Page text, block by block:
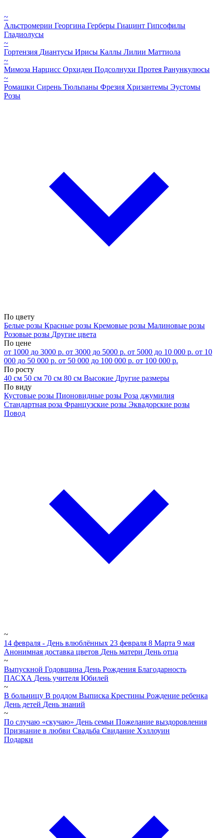
~
Альстромерии Георгина Герберы Гиацинт Гипсофилы
Гладиолусы
~
Гортензия Диантусы Ирисы Каллы Лилии Маттиола
~
Мимоза Нарцисс Орхидеи Подсолнухи Протея Ранункулюсы
~
Ромашки Сирень Тюльпаны Фрезия Хризантемы Эустомы
Розы
По цвету
Белые розы Красные розы Кремовые розы Малиновые розы
Розовые розы Другие цвета
По цене
от 1000 до 3000 р. от 3000 до 5000 р. от 5000 до 10 000 р. от 10
000 до 50 000 р. от 50 000 до 100 000 р. от 100 000 р.
По росту
40 см 50 см 70 см 80 см Высокие Другие размеры
По виду
Кустовые розы Пионовидные розы Роза джумилия
Стандартная роза Французские розы Эквадорские розы
Повод
~
14 февраля - День влюблённых 23 февраля 8 Марта 9 мая
Анонимная доставка цветов День матери День отца
~
Выпускной Годовщина День Рождения Благодарность
ПАСХА День учителя Юбилей
~
В больницу В роддом Выписка Крестины Рождение ребенка
День детей День знаний
~
По случаю «скучаю» День семьи Пожелание выздоровления
Признание в любви Свадьба Свидание Хэллоуин
Подарки